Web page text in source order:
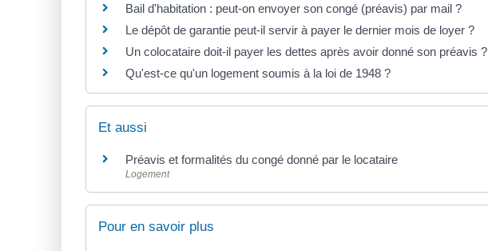
Bail d'habitation : peut-on envoyer son congé (préavis) par mail ?
Le dépôt de garantie peut-il servir à payer le dernier mois de loyer ?
Un colocataire doit-il payer les dettes après avoir donné son préavis ?
Qu'est-ce qu'un logement soumis à la loi de 1948 ?
Et aussi
Préavis et formalités du congé donné par le locataire
Logement
Pour en savoir plus